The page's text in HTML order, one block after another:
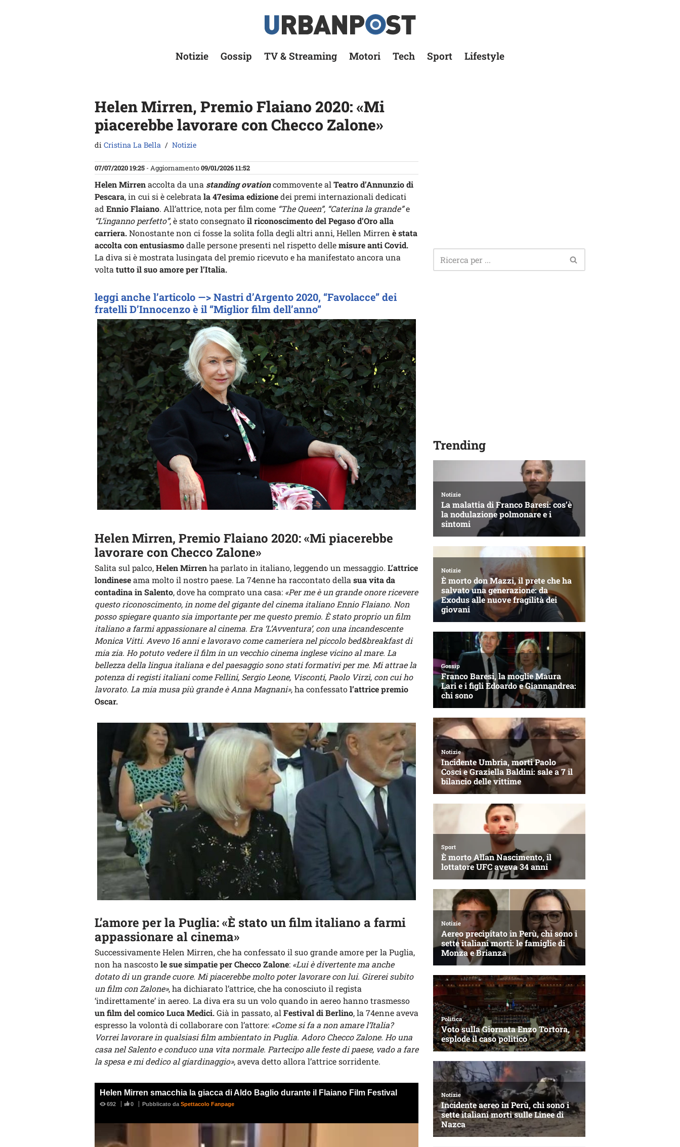
Notizie Gossip TV & Streaming Motori Tech Sport Lifestyle
Helen Mirren, Premio Flaiano 2020: «Mi
piacerebbe lavorare con Checco Zalone»
di Cristina La Bella Notizie
07/07/2020 19:25 - Aggiornamento09/01/2026 11:52
Helen Mirrenaccolta da una standing ovationcommovente al Teatro d’Annunzio di
Pescara, in cui si è celebrata la 47esima edizionedei premi internazionali dedicati
ad Ennio Flaiano. All’attrice, nota per film come “The Queen”, “Caterina la grande”e
“L’inganno perfetto”, è stato consegnatoil riconoscimento del Pegaso d’Oro alla
carriera.Nonostante non ci fosse la solita folla degli altri anni, Hellen Mirren è stata
accolta con entusiasmodalle persone presenti nel rispetto dellemisure anti Covid.
La diva si è mostrata lusingata del premio ricevuto e ha manifestato ancora una
volta tutto il suo amore per l’Italia.
leggi anche l’articolo —> Nastri d’Argento 2020, “Favolacce” dei
fratelli D’Innocenzo è il “Miglior film dell’anno”
Helen Mirren, Premio Flaiano 2020: «Mi piacerebbe
lavorare con Checco Zalone»
Salita sul palco,Helen Mirrenha parlato in italiano, leggendo un messaggio. L’attrice
londineseama molto il nostro paese. La 74enne ha raccontato dellasua vita da
contadina in Salento, dove ha comprato una casa: «Per me è un grande onore ricevere
questo riconoscimento, in nome del gigante del cinema italiano Ennio Flaiano. Non
posso spiegare quanto sia importante per me questo premio. È stato proprio un film
italiano a farmi appassionare al cinema. Era ‘L’Avventura’, con una incandescente
Monica Vitti. Avevo 16 anni e lavoravo come cameriera nel piccolo bed&breakfast di
mia zia. Ho potuto vedere il film in un vecchio cinema inglese vicino al mare. La
bellezza della lingua italiana e del paesaggio sono stati formativi per me. Mi attrae la
potenza di registi italiani come Fellini, Sergio Leone, Visconti, Paolo Virzì, con cui ho
lavorato. La mia musa più grande è Anna Magnani»,ha confessatol’attrice premio
Oscar.
L’amore per la Puglia: «È stato un film italiano a farmi
appassionare al cinema»
Successivamente Helen Mirren, che ha confessato il suo grande amore per la Puglia,
non ha nascostole sue simpatie per Checco Zalone: «Lui è divertente ma anche
dotato di un grande cuore. Mi piacerebbe molto poter lavorare con lui. Girerei subito
un film con Zalone», ha dichiarato l’attrice, che ha conosciuto il regista
‘indirettamente’ in aereo. La diva era su un volo quando in aereo hanno trasmesso
un film del comico Luca Medici.Già in passato, alFestival di Berlino, la 74enne aveva
espresso la volontà di collaborare con l’attore: «Come si fa a non amare l’Italia?
Vorrei lavorare in qualsiasi film ambientato in Puglia. Adoro Checco Zalone. Ho una
casa nel Salento e conduco una vita normale. Partecipo alle feste di paese, vado a fare
la spesa e mi dedico al giardinaggio»,aveva detto allora l’attrice sorridente.
Trending